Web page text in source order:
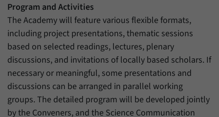
Program and Activities
The Academy will feature various flexible formats,
including project presentations, thematic sessions
based on selected readings, lectures, plenary
discussions, and invitations of locally based scholars. If
necessary or meaningful, some presentations and
discussions can be arranged in parallel working
groups. The detailed program will be developed jointly
by the Conveners, and the Science Communication